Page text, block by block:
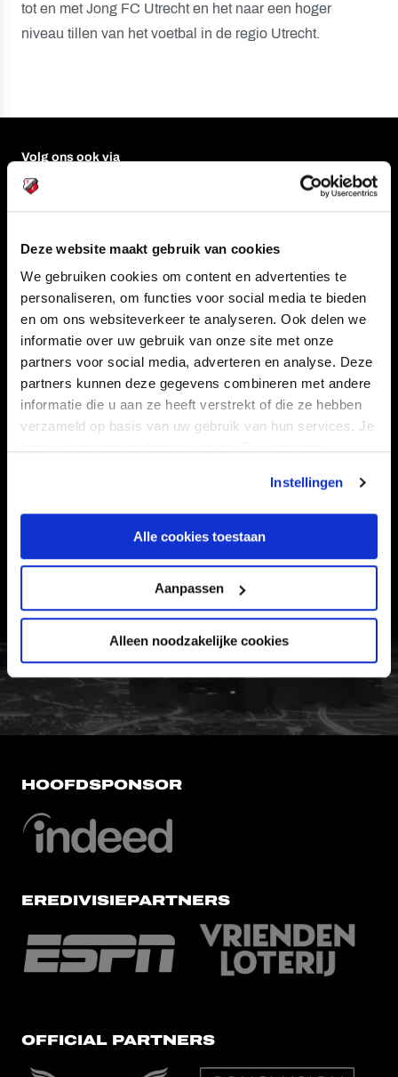
Deze website maakt gebruik van cookies
We gebruiken cookies om content en advertenties te
personaliseren, om functies voor social media te bieden
en om ons websiteverkeer te analyseren. Ook delen we
informatie over uw gebruik van onze site met onze
partners voor social media, adverteren en analyse. Deze
partners kunnen deze gegevens combineren met andere
informatie die u aan ze heeft verstrekt of die ze hebben
verzameld op basis van uw gebruik van hun services. Je
Instellingen
Alle cookies toestaan
Aanpassen
Alleen noodzakelijke cookies
tot en met Jong FC Utrecht en het naar een hoger
niveau tillen van het voetbal in de regio Utrecht.
Volg ons ook via
Navigeer naar
CLUB
TEAMS
STADION
SUPPORTERS
FOUNDATION
KAARTVERKOOP
BUSINESS
VEELGESTELDE VRAGEN
WERKEN BIJ
FC Utrecht<br>vanuit<br>het
HOOFDSPONSOR
EREDIVISIEPARTNERS
OFFICIAL PARTNERS